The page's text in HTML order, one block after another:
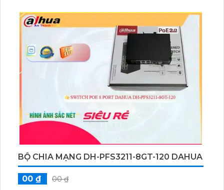
giúp người dùng truy cập và quản lý thông tin một
cách dễ dàng. Đặc biệt, công nghệ chuyên dụng
trong sản phẩm này đảm bảo tính bảo mật và độ ổn
định cao, giúp người dùng trải nghiệm tuyệt vời và
an toàn khi sử dụng thiết bị.
BỘ CHIA MẠNG DH-PFS3211-8GT-120 DAHUA
00 ₫ 00 ₫